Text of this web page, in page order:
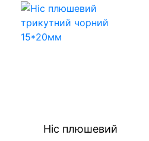
Ніс плюшевий